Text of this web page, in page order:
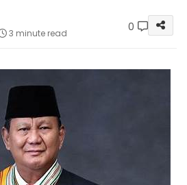
3 minute read 0